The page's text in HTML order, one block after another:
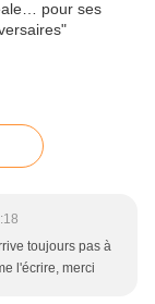
toujours pas à
l'écrire, merci